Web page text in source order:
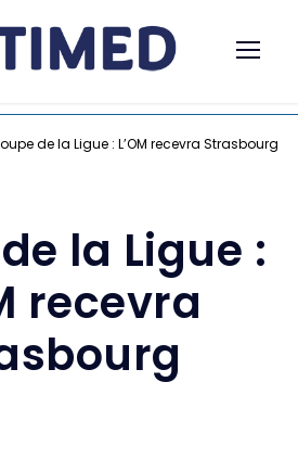
de la Ligue : L’OM recevra Strasbourg
la Ligue :
recevra